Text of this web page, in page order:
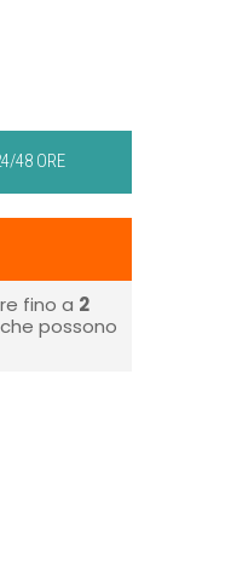
48 ORE
fino a 2
che possono